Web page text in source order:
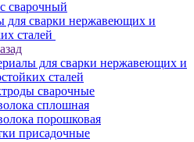
сварочный
для сварки нержавеющих и
сталей
для сварки нержавеющих и
сталей
сварочные
сплошная
порошковая
присадочные